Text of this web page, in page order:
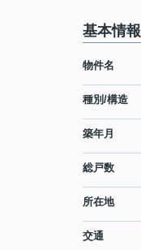
基本情報
物件名
種別/構造
築年月
総戸数
所在地
交通